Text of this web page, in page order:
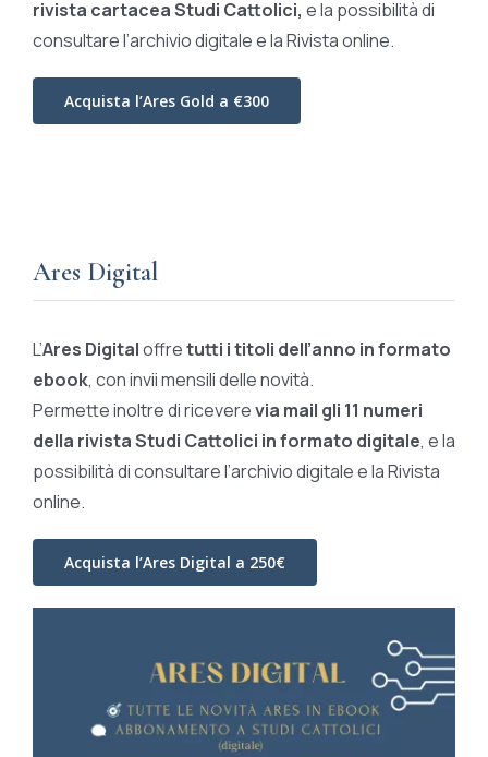
rivista cartacea Studi Cattolici, e la possibilità di
consultare l’archivio digitale e la Rivista online.
Acquista l’Ares Gold a €300
Ares Digital
L’Ares Digitaloffretutti i titoli dell’anno in formato
ebook, con invii mensili delle novità.
Permette inoltre di riceverevia mail gli 11 numeri
della rivista Studi Cattolici in formato digitale, e la
possibilità di consultare l’archivio digitale e la Rivista
online.
Acquista l’Ares Digital a 250€